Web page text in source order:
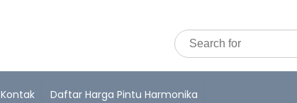
Kontak Daftar Harga Pintu Harmonika